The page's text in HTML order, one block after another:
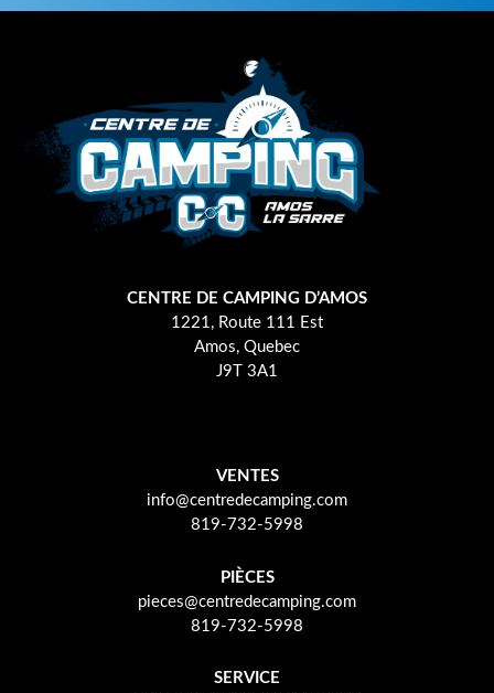
CENTRE DE CAMPING D’AMOS
1221, Route 111 Est
Amos, Quebec
J9T 3A1
VENTES
info@centredecamping.com
819-732-5998
PIÈCES
pieces@centredecamping.com
819-732-5998
SERVICE